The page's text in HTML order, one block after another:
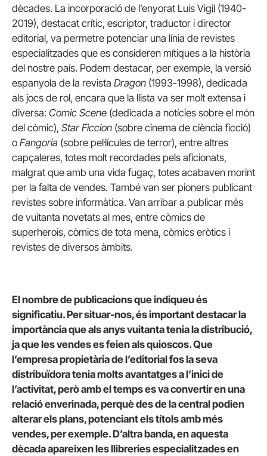
dècades. La incorporació de l’enyorat Luis Vigil (1940-
2019), destacat crític, escriptor, traductor i director
editorial, va permetre potenciar una línia de revistes
especialitzades que es consideren mítiques a la història
del nostre país. Podem destacar, per exemple, la versió
espanyola de la revista Dragon (1993-1998), dedicada
als jocs de rol, encara que la llista va ser molt extensa i
diversa: Comic Scene (dedicada a notícies sobre el món
del còmic), Star Ficcion (sobre cinema de ciència ficció)
o Fangoria (sobre pel·lícules de terror), entre altres
capçaleres, totes molt recordades pels aficionats,
malgrat que amb una vida fugaç, totes acabaven morint
per la falta de vendes. També van ser pioners publicant
revistes sobre informàtica. Van arribar a publicar més
de vuitanta novetats al mes, entre còmics de
superherois, còmics de tota mena, còmics eròtics i
revistes de diversos àmbits.
El nombre de publicacions que indiqueu és
significatiu. Per situar-nos, és important destacar la
importància que als anys vuitanta tenia la distribució,
ja que les vendes es feien als quioscos. Que
l’empresa propietària de l’editorial fos la seva
distribuïdora tenia molts avantatges a l’inici de
l’activitat, però amb el temps es va convertir en una
relació enverinada, perquè des de la central podien
alterar els plans, potenciant els títols amb més
vendes, per exemple. D’altra banda, en aquesta
dècada apareixen les llibreries especialitzades en